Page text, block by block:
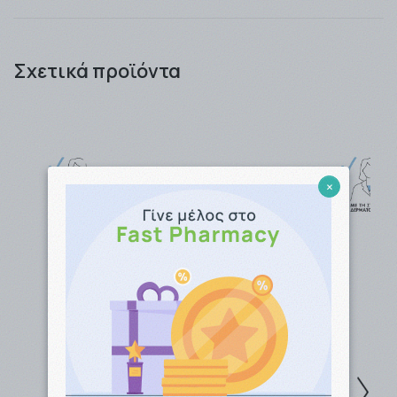
είτε ως εγγεγραμμένος πελάτης κερδίζοντας
το Φαρμακείο (αυθημερόν ή την επομένη
εργάσιμη), είτε να σας αποσταλλούν από
εταιρία ταχυμεταφορών που θα επιλέξετε
(ΒΟΧNOW / EASYMAIL / ACS COURIER).
Η παράδοση των προϊόντων γίνεται συνήθως σε 1 -
3 εργάσιμες μέρες για αποστολές εντός Αττικής,
ενώ για απομακρυσμένες περιοχές ο χρόνος
παράδοσης μπορεί να φτάσει τις 4- 5 εργάσιμες.
Η αποστολή είναι ΔΩΡΕΑΝγια ποσά
-Ανω των49,00 € ανεξαρτήτως βάρους με την
Σχετικά προϊόντα
×